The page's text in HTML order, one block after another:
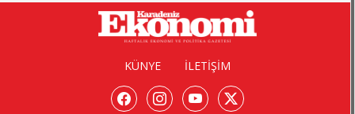
KÜNYE İLETİŞİM